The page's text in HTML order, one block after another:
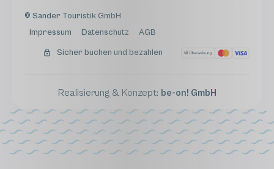
© Sander Touristik GmbH
Impressum
Datenschutz AGB
Sicher buchen und bezahlen
Realisierung & Konzept: be-on! GmbH